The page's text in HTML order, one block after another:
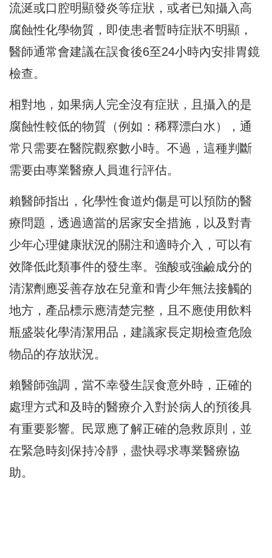
流涎或口腔明顯發炎等症狀，或者已知攝入高
腐蝕性化學物質，即使患者暫時症狀不明顯，
醫師通常會建議在誤食後6至24小時內安排胃鏡
檢查。
相對地，如果病人完全沒有症狀，且攝入的是
腐蝕性較低的物質（例如：稀釋漂白水），通
常只需要在醫院觀察數小時。不過，這種判斷
需要由專業醫療人員進行評估。
賴醫師指出，化學性食道灼傷是可以預防的醫
療問題，透過適當的居家安全措施，以及對青
少年心理健康狀況的關注和適時介入，可以有
效降低此類事件的發生率。強酸或強鹼成分的
清潔劑應妥善存放在兒童和青少年無法接觸的
地方，產品標示應清楚完整，且不應使用飲料
瓶盛裝化學清潔用品，建議家長定期檢查危險
物品的存放狀況。
賴醫師強調，當不幸發生誤食意外時，正確的
處理方式和及時的醫療介入對於病人的預後具
有重要影響。民眾應了解正確的急救原則，並
在緊急時刻保持冷靜，盡快尋求專業醫療協
助。